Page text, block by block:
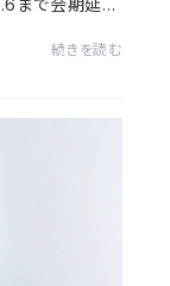
まで会期延長
続きを読む